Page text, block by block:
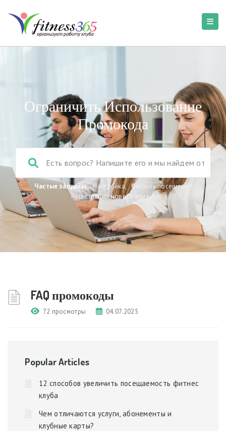
Ограничить Использование
Промокода
Частые запросы: Настройка, Открыть посещение
Регистрация нового клиента
FAQ промокоды
72 просмотры 04.07.2025
Popular Articles
12 способов увеличить посещаемость фитнес
клуба
Чем отличаются услуги, абонементы и
клубные карты?